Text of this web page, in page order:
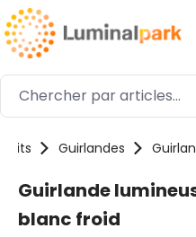
Passer au contenu
Guirlandes
Guirlande
blanc froid